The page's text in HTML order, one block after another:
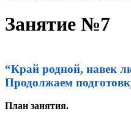
Занятие №7
“Край родной, навек
Продолжаем
План занятия.